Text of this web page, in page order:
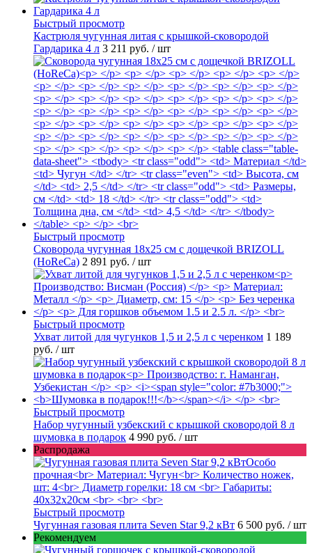
Быстрый просмотр
Кастрюля чугунная литая с крышкой-сковородой
Гардарика 4 л 3 211 руб. / шт
Быстрый просмотр
Сковорода чугунная 18х25 см с дощечкой BRIZOLL
(HoReCa) 2 891 руб. / шт
Быстрый просмотр
Ухват литой для чугунков 1,5 и 2,5 л с черенком 1 189
руб. / шт
Быстрый просмотр
Набор чугунный узбекский с крышкой сковородой 8 л
шумовка в подарок 4 990 руб. / шт
Распродажа
Быстрый просмотр
Чугунная газовая плита Seven Star 9,2 кВт 6 500 руб. / шт
Рекомендуем